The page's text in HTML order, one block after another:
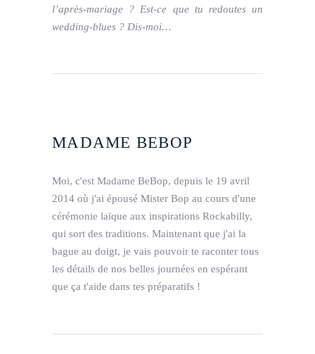
l’après-mariage ? Est-ce que tu redoutes un
wedding-blues ? Dis-moi…
MADAME BEBOP
Moi, c'est Madame BeBop, depuis le 19 avril
2014 où j'ai épousé Mister Bop au cours d'une
cérémonie laïque aux inspirations Rockabilly,
qui sort des traditions. Maintenant que j'ai la
bague au doigt, je vais pouvoir te raconter tous
les détails de nos belles journées en espérant
que ça t'aide dans tes préparatifs !